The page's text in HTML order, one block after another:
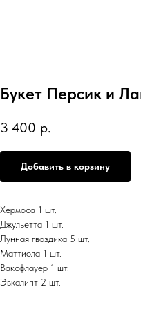
Букет Персик и
3 400 р.
Добавить в корзину
Хермоса 1 шт.
Джульетта 1 шт.
Лунная гвоздика 5 шт.
Маттиола 1 шт.
Ваксфлауер 1 шт.
Эвкалипт 2 шт.